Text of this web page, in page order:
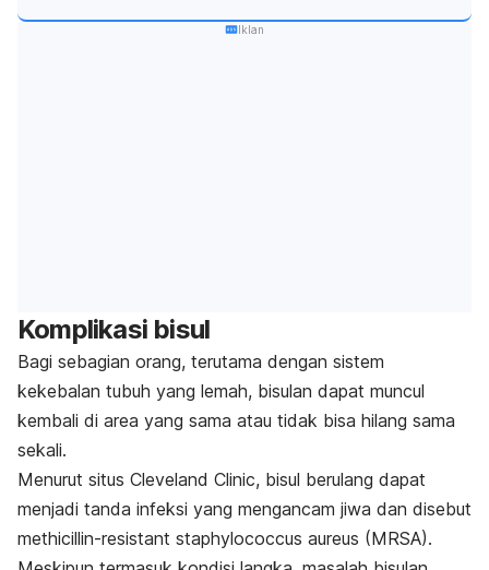
Iklan
Komplikasi bisul
Bagi sebagian orang, terutama dengan sistem
kekebalan tubuh yang lemah, bisulan dapat muncul
kembali di area yang sama atau tidak bisa hilang sama
sekali.
Menurut situs Cleveland Clinic, bisul berulang dapat
menjadi tanda infeksi yang mengancam jiwa dan disebut
methicillin-resistant staphylococcus aureus (MRSA).